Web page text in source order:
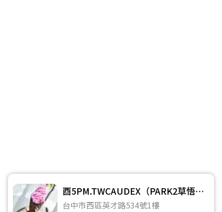
酉5PM.TWCAUDEX（PARK2草悟
店）
台中市西區英才路534號1樓